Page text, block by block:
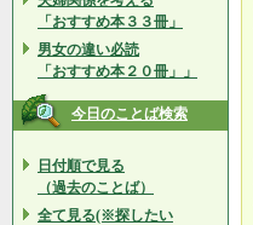
「おすすめ本３３冊」
男女の違い必読
「おすすめ本２０冊」」
今日のことば検索
日付順で見る
（過去のことば）
全て見る(※探したい